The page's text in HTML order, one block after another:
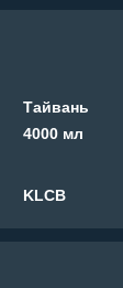
Тайвань
4000 мл
KLCB